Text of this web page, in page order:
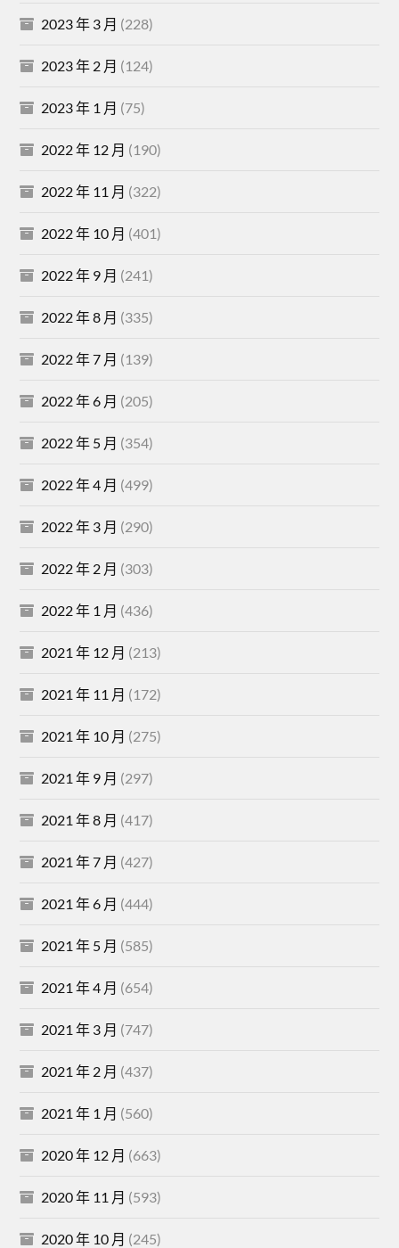
2023 年 3 月 (228)
2023 年 2 月 (124)
2023 年 1 月 (75)
2022 年 12 月 (190)
2022 年 11 月 (322)
2022 年 10 月 (401)
2022 年 9 月 (241)
2022 年 8 月 (335)
2022 年 7 月 (139)
2022 年 6 月 (205)
2022 年 5 月 (354)
2022 年 4 月 (499)
2022 年 3 月 (290)
2022 年 2 月 (303)
2022 年 1 月 (436)
2021 年 12 月 (213)
2021 年 11 月 (172)
2021 年 10 月 (275)
2021 年 9 月 (297)
2021 年 8 月 (417)
2021 年 7 月 (427)
2021 年 6 月 (444)
2021 年 5 月 (585)
2021 年 4 月 (654)
2021 年 3 月 (747)
2021 年 2 月 (437)
2021 年 1 月 (560)
2020 年 12 月 (663)
2020 年 11 月 (593)
2020 年 10 月 (245)